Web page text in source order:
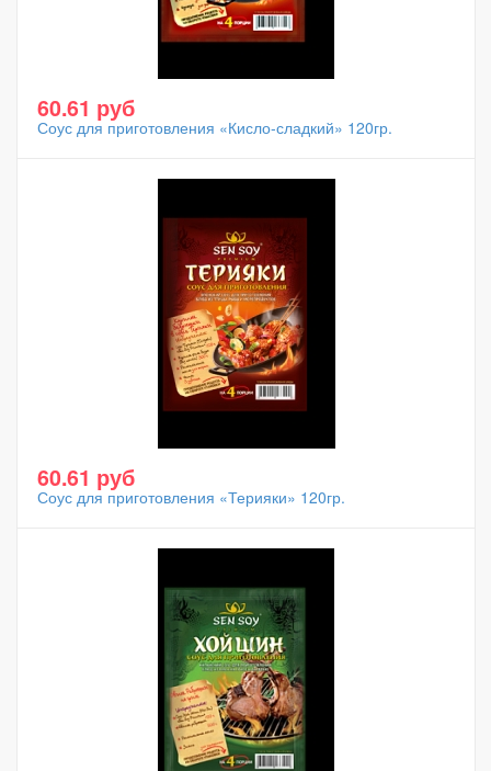
60.61 руб
Соус для приготовления «Кисло-сладкий» 120гр.
60.61 руб
Соус для приготовления «Терияки» 120гр.